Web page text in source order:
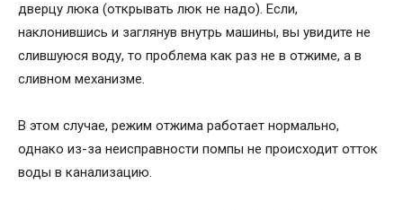
дверцу люка (открывать люк не надо). Если,
наклонившись и заглянув внутрь машины, вы увидите не
слившуюся воду, то проблема как раз не в отжиме, а в
сливном механизме.
В этом случае, режим отжима работает нормально,
однако из-за неисправности помпы не происходит отток
воды в канализацию.